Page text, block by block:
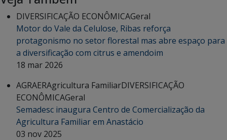
DIVERSIFICAÇÃO ECONÔMICAGeral
Motor do Vale da Celulose, Ribas reforça
protagonismo no setor florestal mas abre espaço para
a diversificação com citrus e amendoim
18 mar 2026
AGRAERAgricultura FamiliarDIVERSIFICAÇÃO
ECONÔMICAGeral
Semadesc inaugura Centro de Comercialização da
Agricultura Familiar em Anastácio
03 nov 2025